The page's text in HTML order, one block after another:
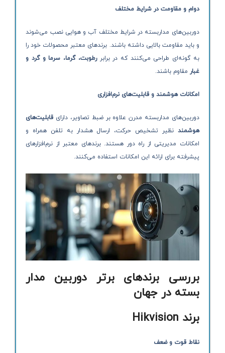
دوام و مقاومت در شرایط مختلف
دوربین‌های مداربسته در شرایط مختلف آب و هوایی نصب می‌شوند
و باید مقاومت بالایی داشته باشند. برندهای معتبر محصولات خود را
به گونه‌ای طراحی می‌کنند که در برابررطوبت، گرما، سرما و گرد و
غبار مقاوم باشند.
امکانات هوشمند و قابلیت‌های نرم‌افزاری
دوربین‌های مداربسته مدرن علاوه بر ضبط تصاویر، دارای قابلیت‌های
هوشمند نظیر تشخیص حرکت، ارسال هشدار به تلفن همراه و
امکانات مدیریتی از راه دور هستند. برندهای معتبر از نرم‌افزارهای
پیشرفته برای ارائه این امکانات استفاده می‌کنند.
بررسی برندهای برتر دوربین مدار
بسته در جهان
برند
نقاط قوت و ضعف